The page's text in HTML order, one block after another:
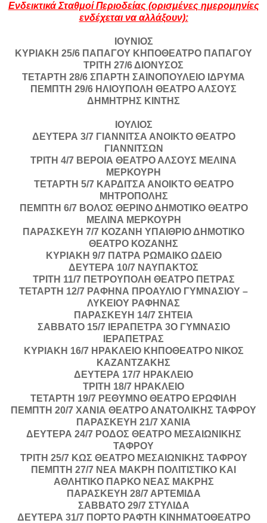
Ενδεικτικά Σταθμοί Περιοδείας (ορισμένες ημερομηνίες
ενδέχεται να αλλάξουν):
ΙΟΥΝΙΟΣ
ΚΥΡΙΑΚΗ 25/6 ΠΑΠΑΓΟΥ ΚΗΠΟΘΕΑΤΡΟ ΠΑΠΑΓΟΥ
ΤΡΙΤΗ 27/6 ΔΙΟΝΥΣΟΣ
ΤΕΤΑΡΤΗ 28/6 ΣΠΑΡΤΗ ΣΑΙΝΟΠΟΥΛΕΙΟ ΙΔΡΥΜΑ
ΠΕΜΠΤΗ 29/6 ΗΛΙΟΥΠΟΛΗ ΘΕΑΤΡΟ ΑΛΣΟΥΣ
ΔΗΜΗΤΡΗΣ ΚΙΝΤΗΣ
ΙΟΥΛΙΟΣ
ΔΕΥΤΕΡΑ 3/7 ΓΙΑΝΝΙΤΣΑ ΑΝΟΙΚΤΟ ΘΕΑΤΡΟ
ΓΙΑΝΝΙΤΣΩΝ
ΤΡΙΤΗ 4/7 ΒΕΡΟΙΑ ΘΕΑΤΡΟ ΑΛΣΟΥΣ ΜΕΛΙΝΑ
ΜΕΡΚΟΥΡΗ
ΤΕΤΑΡΤΗ 5/7 ΚΑΡΔΙΤΣΑ ΑΝΟΙΚΤΟ ΘΕΑΤΡΟ
ΜΗΤΡΟΠΟΛΗΣ
ΠΕΜΠΤΗ 6/7 ΒΟΛΟΣ ΘΕΡΙΝΟ ΔΗΜΟΤΙΚΟ ΘΕΑΤΡΟ
ΜΕΛΙΝΑ ΜΕΡΚΟΥΡΗ
ΠΑΡΑΣΚΕΥΗ 7/7 ΚΟΖΑΝΗ ΥΠΑΙΘΡΙΟ ΔΗΜΟΤΙΚΟ
ΘΕΑΤΡΟ ΚΟΖΑΝΗΣ
ΚΥΡΙΑΚΗ 9/7 ΠΑΤΡΑ ΡΩΜΑΙΚΟ ΩΔΕΙΟ
ΔΕΥΤΕΡΑ 10/7 ΝΑΥΠΑΚΤΟΣ
ΤΡΙΤΗ 11/7 ΠΕΤΡΟΥΠΟΛΗ ΘΕΑΤΡΟ ΠΕΤΡΑΣ
ΤΕΤΑΡΤΗ 12/7 ΡΑΦΗΝΑ ΠΡΟΑΥΛΙΟ ΓΥΜΝΑΣΙΟΥ –
ΛΥΚΕΙΟΥ ΡΑΦΗΝΑΣ
ΠΑΡΑΣΚΕΥΗ 14/7 ΣΗΤΕΙΑ
ΣΑΒΒΑΤΟ 15/7 ΙΕΡΑΠΕΤΡΑ 3Ο ΓΥΜΝΑΣΙΟ
ΙΕΡΑΠΕΤΡΑΣ
ΚΥΡΙΑΚΗ 16/7 ΗΡΑΚΛΕΙΟ ΚΗΠΟΘΕΑΤΡΟ ΝΙΚΟΣ
ΚΑΖΑΝΤΖΑΚΗΣ
ΔΕΥΤΕΡΑ 17/7 ΗΡΑΚΛΕΙΟ
ΤΡΙΤΗ 18/7 ΗΡΑΚΛΕΙΟ
ΤΕΤΑΡΤΗ 19/7 ΡΕΘΥΜΝΟ ΘΕΑΤΡΟ ΕΡΩΦΙΛΗ
ΠΕΜΠΤΗ 20/7 ΧΑΝΙΑ ΘΕΑΤΡΟ ΑΝΑΤΟΛΙΚΗΣ ΤΑΦΡΟΥ
ΠΑΡΑΣΚΕΥΗ 21/7 ΧΑΝΙΑ
ΔΕΥΤΕΡΑ 24/7 ΡΟΔΟΣ ΘΕΑΤΡΟ ΜΕΣΑΙΩΝΙΚΗΣ
ΤΑΦΡΟΥ
ΤΡΙΤΗ 25/7 ΚΩΣ ΘΕΑΤΡΟ ΜΕΣΑΙΩΝΙΚΗΣ ΤΑΦΡΟΥ
ΠΕΜΠΤΗ 27/7 ΝΕΑ ΜΑΚΡΗ ΠΟΛΙΤΙΣΤΙΚΟ ΚΑΙ
ΑΘΛΗΤΙΚΟ ΠΑΡΚΟ ΝΕΑΣ ΜΑΚΡΗΣ
ΠΑΡΑΣΚΕΥΗ 28/7 ΑΡΤΕΜΙΔΑ
ΣΑΒΒΑΤΟ 29/7 ΣΤΥΛΙΔΑ
ΔΕΥΤΕΡΑ 31/7 ΠΟΡΤΟ ΡΑΦΤΗ ΚΙΝΗΜΑΤΟΘΕΑΤΡΟ